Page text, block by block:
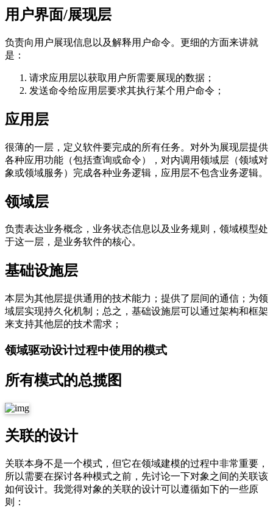
用户界面/展现层
负责向用户展现信息以及解释用户命令。更细的方面来讲就
是：
请求应用层以获取用户所需要展现的数据；
发送命令给应用层要求其执行某个用户命令；
应用层
很薄的一层，定义软件要完成的所有任务。对外为展现层提供
各种应用功能（包括查询或命令），对内调用领域层（领域对
象或领域服务）完成各种业务逻辑，应用层不包含业务逻辑。
领域层
负责表达业务概念，业务状态信息以及业务规则，领域模型处
于这一层，是业务软件的核心。
基础设施层
本层为其他层提供通用的技术能力；提供了层间的通信；为领
域层实现持久化机制；总之，基础设施层可以通过架构和框架
来支持其他层的技术需求；
领域驱动设计过程中使用的模式
所有模式的总揽图
关联的设计
关联本身不是一个模式，但它在领域建模的过程中非常重要，
所以需要在探讨各种模式之前，先讨论一下对象之间的关联该
如何设计。我觉得对象的关联的设计可以遵循如下的一些原
则：